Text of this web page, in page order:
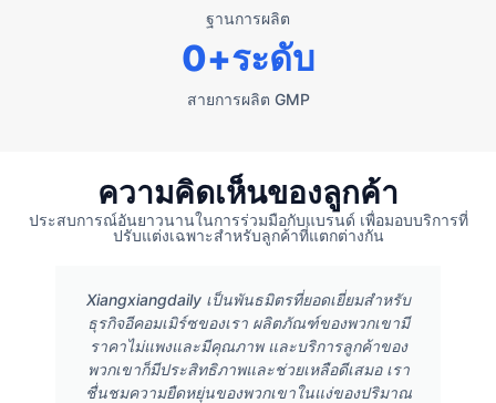
ฐานการผลิต
สายการผลิต GMP
0+ระดับ
ความคิดเห็นของลูกค้า
ประสบการณ์อันยาวนานในการร่วมมือกับแบรนด์ เพื่อมอบบริการที่
ปรับแต่งเฉพาะสำหรับลูกค้าที่แตกต่างกัน
Xiangxiangdaily เป็นพันธมิตรที่ยอดเยี่ยมสำหรับ
ธุรกิจอีคอมเมิร์ซของเรา ผลิตภัณฑ์ของพวกเขามี
ราคาไม่แพงและมีคุณภาพ และบริการลูกค้าของ
พวกเขาก็มีประสิทธิภาพและช่วยเหลือดีเสมอ เรา
ชื่นชมความยืดหยุ่นของพวกเขาในแง่ของปริมาณ